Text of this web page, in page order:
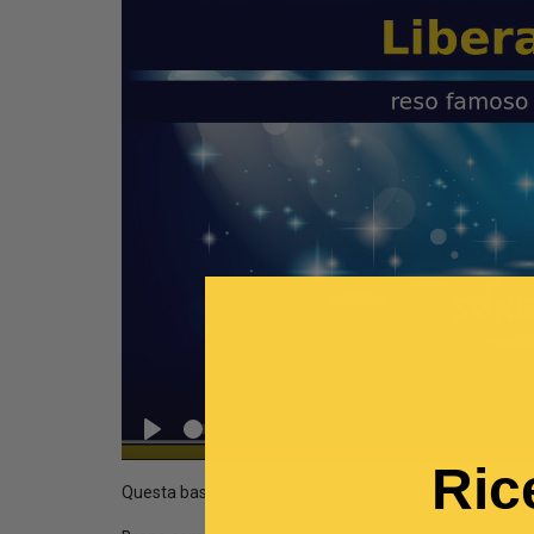
Play
Questa base musicale è una cover del branoLibera